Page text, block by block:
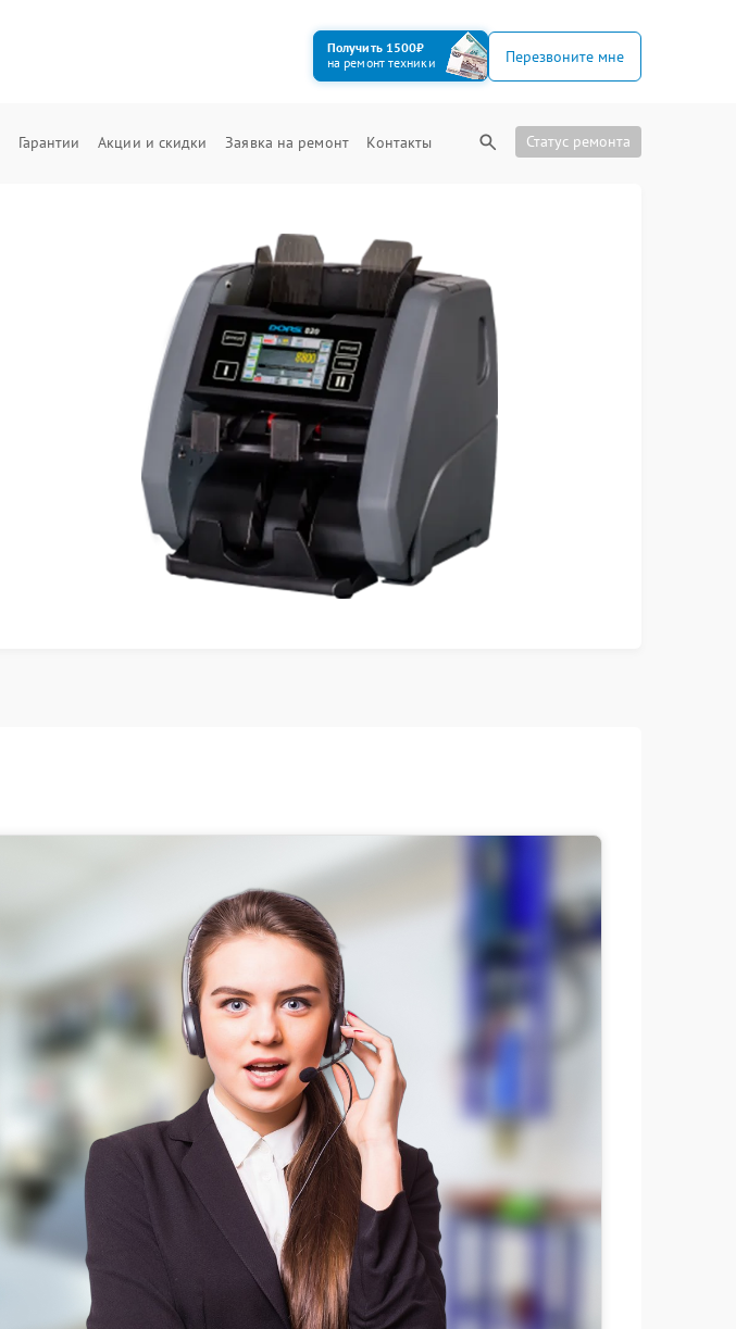
Получить 1500₽
на ремонт техники
Перезвоните мне
Гарантии Акции и скидки Заявка на ремонт Контакты Статус ремонта